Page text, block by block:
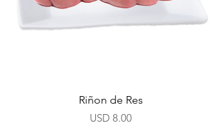
Riñon de Res
Precio
USD 8.00